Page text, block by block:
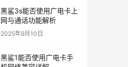
黑鲨3s能否使用广电卡上
网与通话功能解析
2025年9月10日
黑鲨1能否使用广电卡手